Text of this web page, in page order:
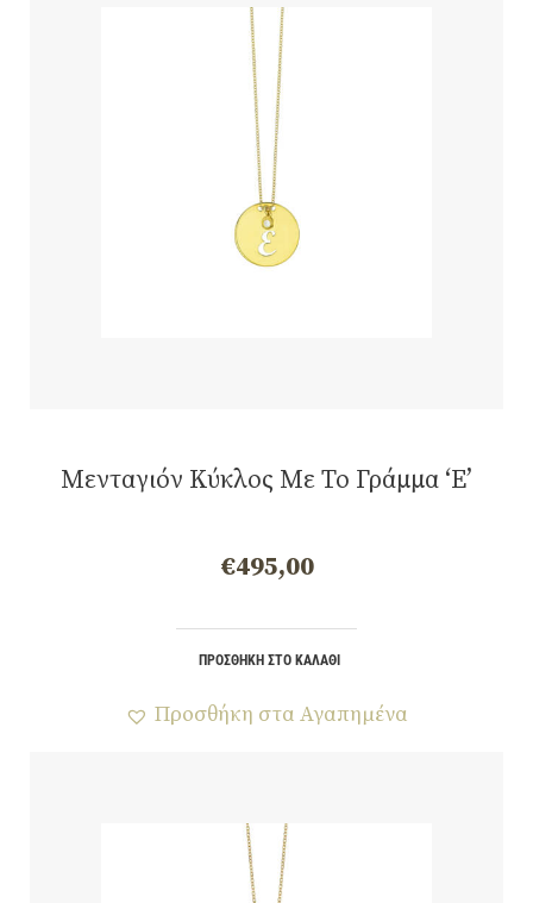
Μενταγιόν Κύκλος Με Το Γράμμα ‘Ε’
€495,00
ΠΡΟΣΘΉΚΗ ΣΤΟ ΚΑΛΆΘΙ
Προσθήκη στα Αγαπημένα